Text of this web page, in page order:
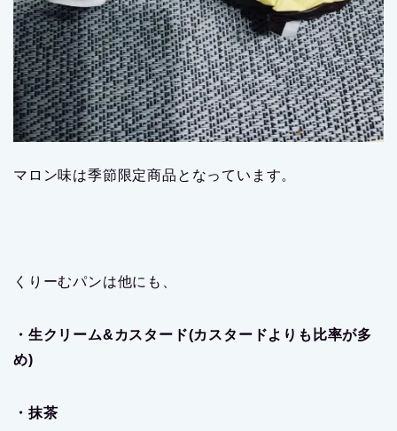
マロン味は季節限定商品となっています。
くりーむパンは他にも、
・生クリーム&カスタード(カスタードよりも比率が多
め)
・抹茶